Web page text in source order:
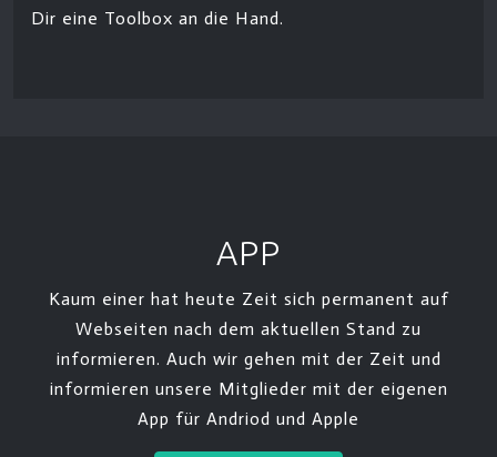
Dir eine Toolbox an die Hand.
APP
Kaum einer hat heute Zeit sich permanent auf
Webseiten nach dem aktuellen Stand zu
informieren. Auch wir gehen mit der Zeit und
informieren unsere Mitglieder mit der eigenen
App für Andriod und Apple